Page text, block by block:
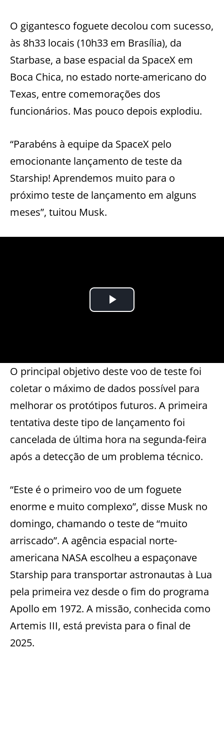
O gigantesco foguete decolou com sucesso,
às 8h33 locais (10h33 em Brasília), da
Starbase, a base espacial da SpaceX em
Boca Chica, no estado norte-americano do
Texas, entre comemorações dos
funcionários. Mas pouco depois explodiu.
“Parabéns à equipe da SpaceX pelo
emocionante lançamento de teste da
Starship! Aprendemos muito para o
próximo teste de lançamento em alguns
meses”, tuitou Musk.
O principal objetivo deste voo de teste foi
coletar o máximo de dados possível para
melhorar os protótipos futuros. A primeira
tentativa deste tipo de lançamento foi
cancelada de última hora na segunda-feira
após a detecção de um problema técnico.
“Este é o primeiro voo de um foguete
enorme e muito complexo”, disse Musk no
domingo, chamando o teste de “muito
arriscado”. A agência espacial norte-
americana NASA escolheu a espaçonave
Starship para transportar astronautas à Lua
pela primeira vez desde o fim do programa
Apollo em 1972. A missão, conhecida como
Artemis III, está prevista para o final de
2025.